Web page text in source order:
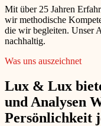
Mit über 25 Jahren
wir methodische
die wir begleiten. Unser
nachhaltig.
Was uns auszeichnet
Lux & Lux
und Analysen
Persönlichkeit